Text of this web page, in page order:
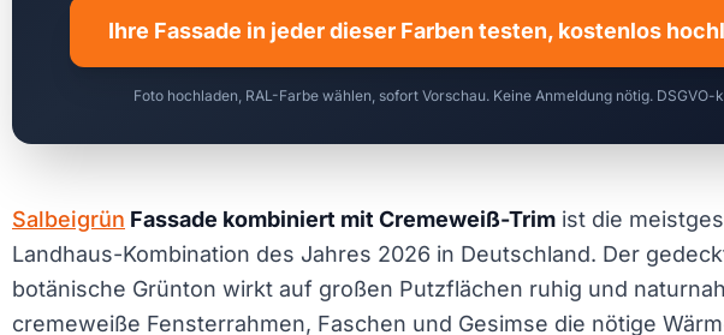
Ihre Fassade in jeder dieser Farben testen, kostenlos
Foto hochladen, RAL-Farbe wählen, sofort Vorschau. Keine Anmeldung nötig. DSGVO-
Salbeigrün Fassade kombiniert mit Cremeweiß-Trim ist die
Landhaus-Kombination des Jahres 2026 in Deutschland. Der
botänische Grünton wirkt auf großen Putzflächen ruhig und
cremeweiße Fensterrahmen, Faschen und Gesimse die nötige